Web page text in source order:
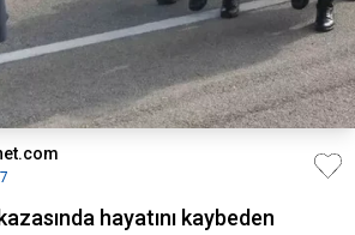
hayatını kaybeden